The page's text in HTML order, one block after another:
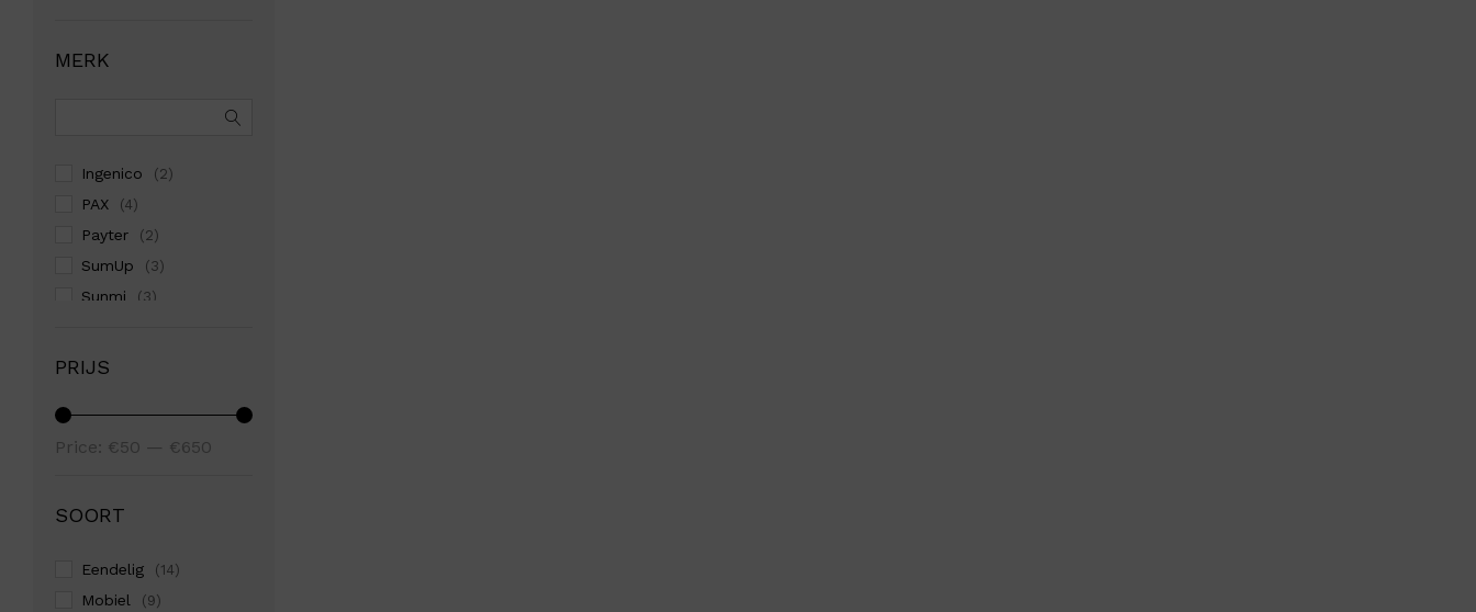
MERK
Ingenico (2)
PAX (4)
Payter (2)
SumUp (3)
Sunmi (3)
PRIJS
Price: €50 — €650
SOORT
Eendelig (14)
Mobiel (9)